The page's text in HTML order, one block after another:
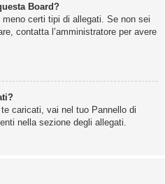
Board?
certi tipi di allegati. Se non sei
contatta l’amministratore per avere
caricati, vai nel tuo Pannello di
nella sezione degli allegati.